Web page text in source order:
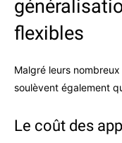
flexibles
Malgré leurs
soulèvent également
Le coût des